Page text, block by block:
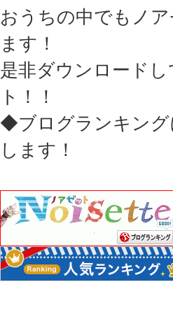
おうちの中でもノ
ます！
是非ダウンロード
ト！！
◆ブログランキング
します！